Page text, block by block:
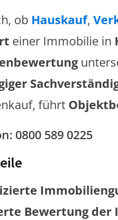
ob Hauskauf,
einer Immobilie in
führt
0800 589 0225
Bewertung der